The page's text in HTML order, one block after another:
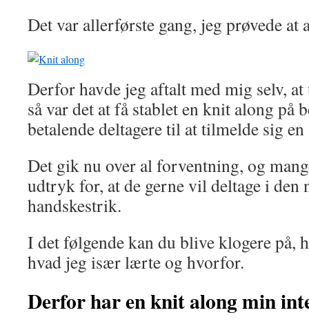
Det var allerførste gang, jeg prøvede at
Derfor havde jeg aftalt med mig selv, at
så var det at få stablet en knit along på
betalende deltagere til at tilmelde sig en
Det gik nu over al forventning, og
udtryk for, at de gerne vil deltage i den
handskestrik.
I det følgende kan du blive klogere på,
hvad jeg især lærte og hvorfor.
Derfor har en knit along min